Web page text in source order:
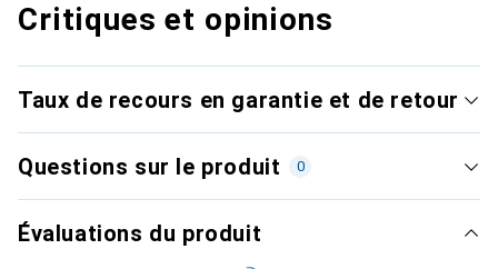
Critiques et opinions
Taux de recours en garantie et de retour
Questions sur le produit 0
Évaluations du produit